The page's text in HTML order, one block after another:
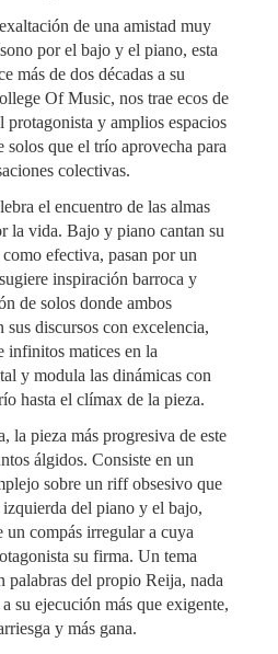
de una amistad muy
por el bajo y el piano, esta
más de dos décadas a su
Of Music, nos trae ecos de
protagonista y amplios espacios
solos que el trío aprovecha para
colectivas.
el encuentro de las almas
la vida. Bajo y piano cantan su
efectiva, pasan por un
inspiración barroca y
de solos donde ambos
sus discursos con excelencia,
infinitos matices en la
y modula las dinámicas con
hasta el clímax de la pieza.
la pieza más progresiva de este
álgidos. Consiste en un
sobre un riff obsesivo que
del piano y el bajo,
compás irregular a cuya
su firma. Un tema
palabras del propio Reija, nada
su ejecución más que exigente,
y más gana.